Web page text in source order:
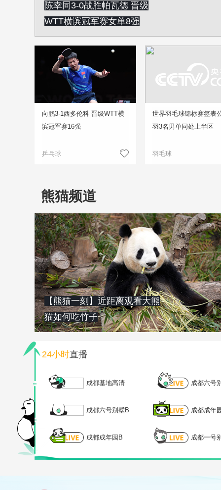
陈幸同3-0战胜帕瓦德 晋级
WTT横滨冠军赛女单8强
向鹏3-1西多伦科 晋级WTT横
滨冠军赛16强
乒乓球
世界羽毛球锦标赛签表
羽3名男单同处上半区
羽毛球
熊猫频道
【熊猫一刻】近距离观看大熊
猫如何吃竹子
24小时直播
成都基地高清 成都六号
成都六号别墅B 成都成年
成都成年园B 成都一号